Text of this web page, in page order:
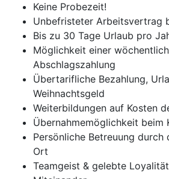
Keine Probezeit!
Unbefristeter Arbeitsvertrag
Bis zu 30 Tage Urlaub pro
Möglichkeit einer
Abschlagszahlung
Übertarifliche Bezahlung,
Weihnachtsgeld
Weiterbildungen auf Kosten
Übernahmemöglichkeit beim
Persönliche Betreuung durch
Ort
Teamgeist & gelebte